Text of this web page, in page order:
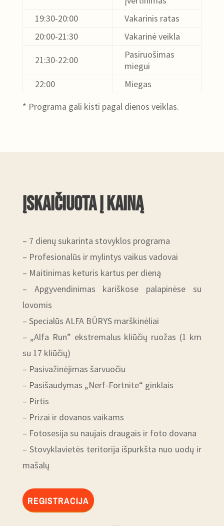
19:30-20:00
Vakarinis ratas
20:00-21:30
Vakarinė veikla
21:30-22:00
Pasiruošimas
miegui
22:00
Miegas
* Programa gali kisti pagal dienos veiklas.
įskaičiuota į kainą
– 7 dienų sukarinta stovyklos programa
– Profesionalūs ir mylintys vaikus vadovai
– Maitinimas keturis kartus per dieną
– Apgyvendinimas kariškose palapinėse su
lovomis
– Specialūs ALFA BŪRYS marškinėliai
– „Alfa Run” ekstremalus kliūčių ruožas (1 km
su 17 kliūčių)
– Pasivažinėjimas šarvuočiu
– Pasišaudymas „Nerf-Fortnite“ ginklais
– Pirtis
– Prizai ir dovanos vaikams
– Fotosesija su naujais draugais ir foto dovana
– Stovyklavietės teritorija išpurkšta nuo uodų ir
mašalų
REGISTRACIJA